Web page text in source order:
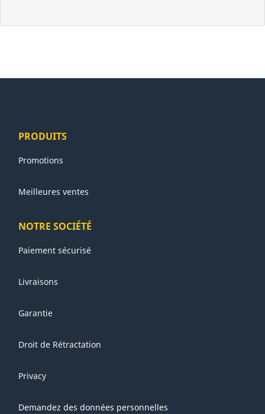
PRODUITS
Promotions
Meilleures ventes
NOTRE SOCIÉTÉ
Paiement sécurisé
Livraisons
Garantie
Droit de Rétractation
Privacy
Demandez des données personnelles